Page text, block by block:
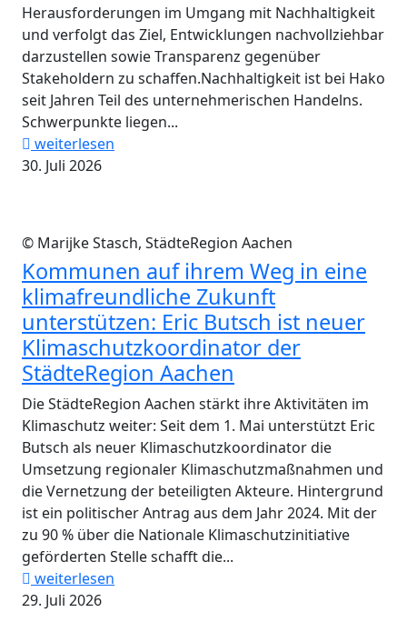
Herausforderungen im Umgang mit Nachhaltigkeit
und verfolgt das Ziel, Entwicklungen nachvollziehbar
darzustellen sowie Transparenz gegenüber
Stakeholdern zu schaffen.Nachhaltigkeit ist bei Hako
seit Jahren Teil des unternehmerischen Handelns.
Schwerpunkte liegen...
weiterlesen
30. Juli 2026
© Marijke Stasch, StädteRegion Aachen
Kommunen auf ihrem Weg in eine
klimafreundliche Zukunft
unterstützen: Eric Butsch ist neuer
Klimaschutzkoordinator der
StädteRegion Aachen
Die StädteRegion Aachen stärkt ihre Aktivitäten im
Klimaschutz weiter: Seit dem 1. Mai unterstützt Eric
Butsch als neuer Klimaschutzkoordinator die
Umsetzung regionaler Klimaschutzmaßnahmen und
die Vernetzung der beteiligten Akteure. Hintergrund
ist ein politischer Antrag aus dem Jahr 2024. Mit der
zu 90 % über die Nationale Klimaschutzinitiative
geförderten Stelle schafft die...
weiterlesen
29. Juli 2026